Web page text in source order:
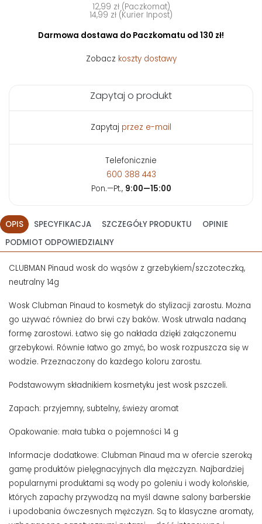
12,99 zł (Paczkomat)
14,99 zł (Kurier Inpost)
Darmowa dostawa do Paczkomatu od 130 zł!
Zobacz koszty dostawy
Zapytaj o produkt
Zapytaj przez e-mail
Telefonicznie
600 388 443
Pon.—Pt., 9:00—15:00
OPIS SPECYFIKACJA SZCZEGÓŁY PRODUKTU
OPINIE
PODMIOT ODPOWIEDZIALNY
CLUBMAN Pinaud wosk do wąsów z grzebykiem/szczoteczką,
neutralny 14g
Wosk Clubman Pinaud to kosmetyk do stylizacji zarostu. Można
go używać również do brwi czy baków. Wosk utrwala nadaną
formę zarostowi. Łatwo się go nakłada dzięki załączonemu
grzebykowi. Równie łatwo go zmyć, bo wosk rozpuszcza się w
wodzie. Przeznaczony do każdego koloru zarostu.
Podstawowym składnikiem kosmetyku jest wosk pszczeli.
Zapach: przyjemny, subtelny, świeży aromat
Opakowanie: mała tubka o pojemności 14 g
Informacje dodatkowe: Clubman Pinaud ma w ofercie szeroką
gamę produktów pielęgnacyjnych dla mężczyzn. Najbardziej
popularnymi produktami są wody po goleniu i wody kolońskie,
których zapachy przywodzą na myśl dawne salony barberskie
i upodobania ówczesnych mężczyzn. Są to klasyczne aromaty,